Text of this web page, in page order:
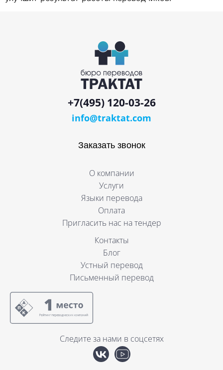
Заказать звонок
О компании
Услуги
Языки перевода
Оплата
Пригласить нас на тендер
Контакты
Блог
Устный перевод
Письменный перевод
+7(495) 120-03-26
info@traktat.com
Следите за нами в соцсетях